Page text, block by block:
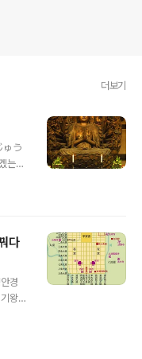
or
더보기
ゅう
는
념
아시
으
둥이
다
기둥
9
다
경
왕이
가